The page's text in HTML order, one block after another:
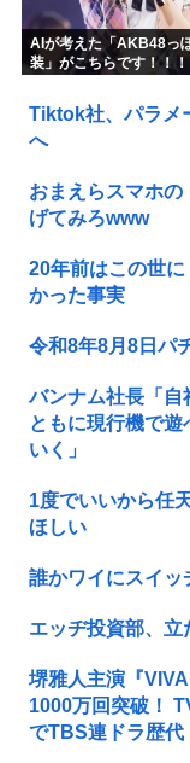
AIが考えた「AKB48っ
装」がこちらです！！！
Tiktok社、パラメ
へ
おまえらスマホ
げてみろwww
20年前はこの世
かった事実
令和8年8月8日パ
バンナム社長「自
ともに現行機で
いく」
1度でいいから任
ほしい
誰かワイにスイッ
エッヂ投資部、立
堺雅人主演『
1000万回突破！
でTBS連ドラ歴代